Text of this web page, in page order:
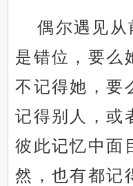
偶尔遇见从
是错位，要么
不记得她，要
记得别人，或
彼此记忆中面
然，也有都记